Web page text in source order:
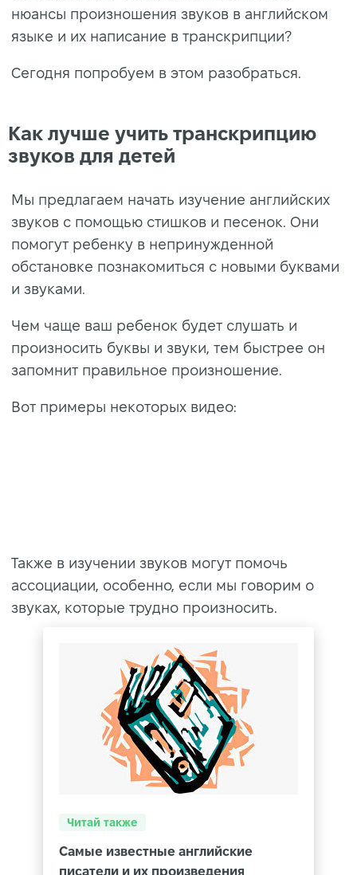
нюансы произношения звуков в английском
языке и их написание в транскрипции?
Сегодня попробуем в этом разобраться.
Как лучше учить транскрипцию
звуков для детей
Мы предлагаем начать изучение английских
звуков с помощью стишков и песенок. Они
помогут ребенку в непринужденной
обстановке познакомиться с новыми буквами
и звуками.
Чем чаще ваш ребенок будет слушать и
произносить буквы и звуки, тем быстрее он
запомнит правильное произношение.
Вот примеры некоторых видео:
Также в изучении звуков могут помочь
ассоциации, особенно, если мы говорим о
звуках, которые трудно произносить.
Читай также
Самые известные английские
писатели и их произведения